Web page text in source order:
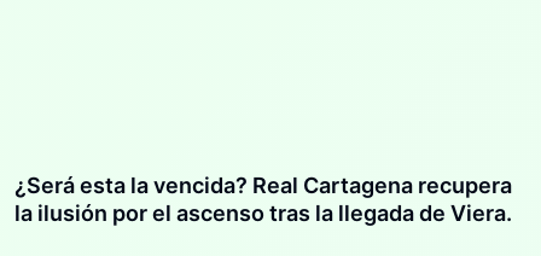
¿Será esta la vencida? Real Cartagena recupera
la ilusión por el ascenso tras la llegada de Viera.